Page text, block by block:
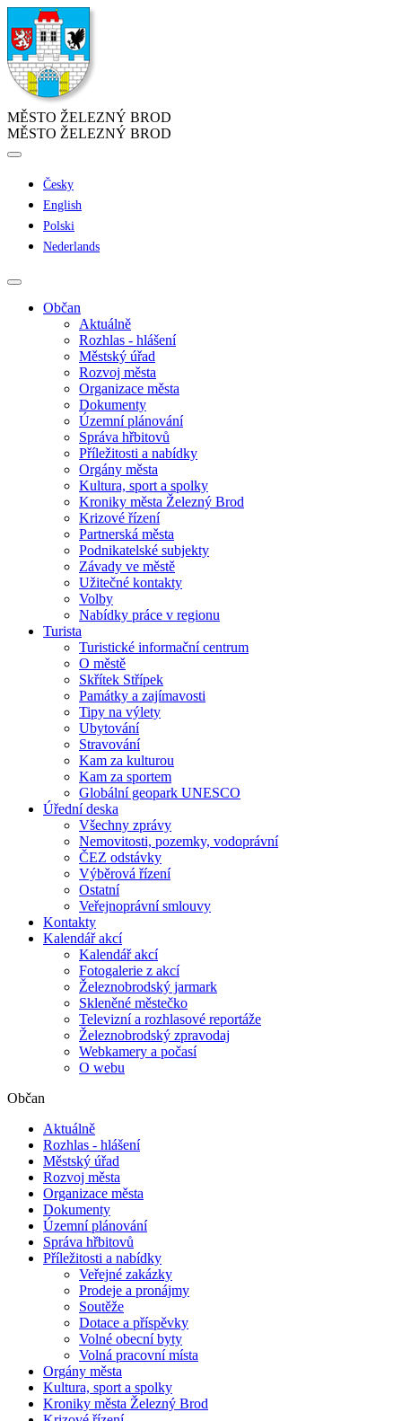
MĚSTO ŽELEZNÝ BROD
MĚSTO ŽELEZNÝ BROD
Česky
English
Polski
Nederlands
Občan
Aktuálně
Rozhlas - hlášení
Městský úřad
Rozvoj města
Organizace města
Dokumenty
Územní plánování
Správa hřbitovů
Příležitosti a nabídky
Orgány města
Kultura, sport a spolky
Kroniky města Železný Brod
Krizové řízení
Partnerská města
Podnikatelské subjekty
Závady ve městě
Užitečné kontakty
Volby
Nabídky práce v regionu
Turista
Turistické informační centrum
O městě
Skřítek Střípek
Památky a zajímavosti
Tipy na výlety
Ubytování
Stravování
Kam za kulturou
Kam za sportem
Globální geopark UNESCO
Úřední deska
Všechny zprávy
Nemovitosti, pozemky, vodoprávní
ČEZ odstávky
Výběrová řízení
Ostatní
Veřejnoprávní smlouvy
Kontakty
Kalendář akcí
Kalendář akcí
Fotogalerie z akcí
Železnobrodský jarmark
Skleněné městečko
Televizní a rozhlasové reportáže
Železnobrodský zpravodaj
Webkamery a počasí
O webu
Občan
Aktuálně
Rozhlas - hlášení
Městský úřad
Rozvoj města
Organizace města
Dokumenty
Územní plánování
Správa hřbitovů
Příležitosti a nabídky
Veřejné zakázky
Prodeje a pronájmy
Soutěže
Dotace a příspěvky
Volné obecní byty
Volná pracovní místa
Orgány města
Kultura, sport a spolky
Kroniky města Železný Brod